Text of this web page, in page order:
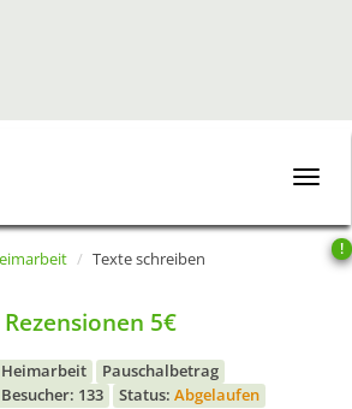
Toggle
!
Texte schreiben
5€
Heimarbeit
Pauschalbetrag
Besucher: 133
Status: Abgelaufen